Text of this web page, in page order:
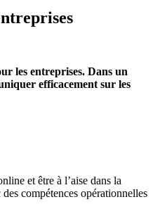
les entreprises. Dans un
efficacement sur les
et être à l’aise dans la
compétences opérationnelles